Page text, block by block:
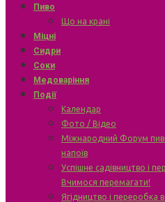
Пиво
Що на крані
Міцні
Сидри
Соки
Медоваріння
Події
Календар
Фото / Відео
Міжнародний Форум
напоїв
Успішне садівництво і
Вчимося перемагати!
Ягідництво і переробка